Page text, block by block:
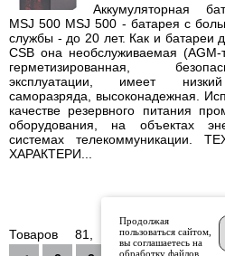
Аккумуляторная
MSJ 500 MSJ 500 - батарея с
службы - до 20 лет. Как и батареи
CSB она необслуживаемая (AGM-
герметизированная,
эксплуатации, имеет
саморазряда, высоконадежная.
качестве резервного питания
оборудования, на объектах
системах телекоммуникации.
ХАРАКТЕРИ...
Товаров 81, Страницы
Продолжая
пользоваться сайтом,
вы соглашаетесь на
обработку файлов